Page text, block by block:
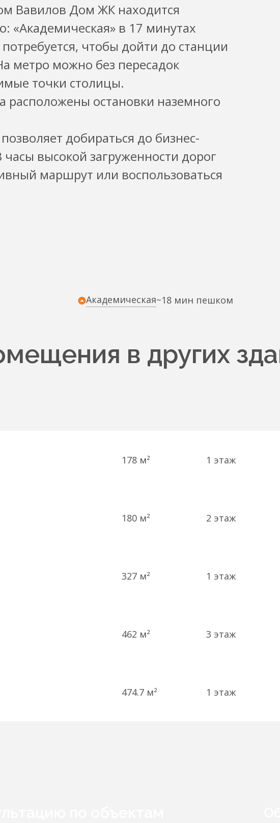
Вавилов Дом ЖК находится
«Академическая» в 17 минутах
чтобы дойти до станции
метро можно без пересадок
точки столицы.
расположены остановки наземного
добираться до бизнес-
высокой загруженности дорог
маршрут или воспользоваться
Академическая~18 мин пешком
в других
178 м² 1 этаж
180 м² 2 этаж
327 м² 1 этаж
462 м² 3 этаж
474.7 м² 1 этаж